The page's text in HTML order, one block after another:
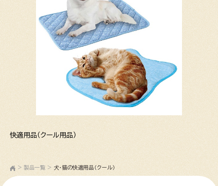
快適用品（クール用品）
> 製品一覧 >犬・猫の快適用品（クール）